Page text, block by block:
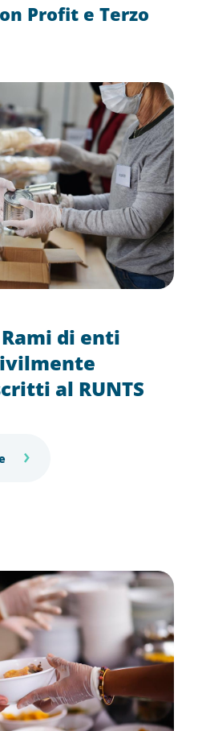
Profit e Terzo
di enti
al RUNTS